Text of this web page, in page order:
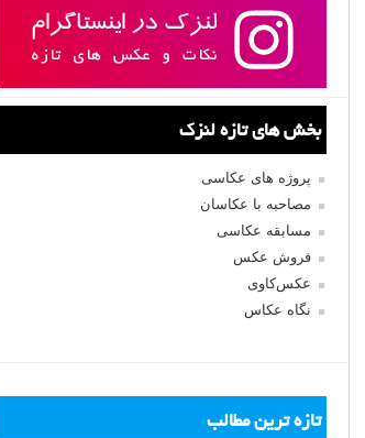
بخش های تازه لنزک
پروژه های عکاسی
مصاحبه با عکاسان
مسابقه عکاسی
فروش عکس
عکس‌کاوی
نگاه عکاس
تازه ترین مطالب